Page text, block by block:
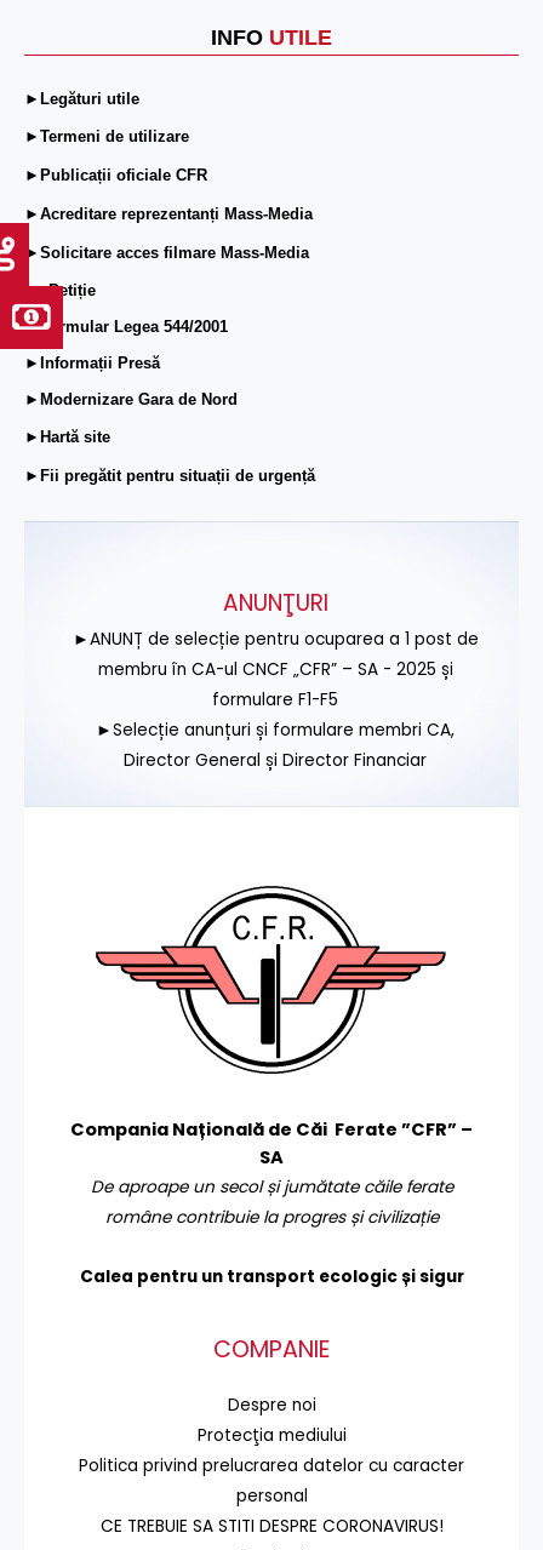
INFO UTILE
►Legături utile
►Termeni de utilizare
►Publicații oficiale CFR
►Acreditare reprezentanți Mass-Media
►Solicitare acces filmare Mass-Media
►ePetiție
►Formular Legea 544/2001
►Informații Presă
►Modernizare Gara de Nord
►Hartă site
►Fii pregătit pentru situații de urgență
ANUNŢURI
►ANUNȚ de selecție pentru ocuparea a 1 post de
membru în CA-ul CNCF „CFR” – SA - 2025 și
formulare F1-F5
►Selecție anunțuri și formulare membri CA,
Director General și Director Financiar
Compania Națională de Căi Ferate ”CFR” –
SA
De aproape un secol și jumătate căile ferate
române contribuie la progres și civilizație
Calea pentru un transport ecologic și sigur
COMPANIE
Despre noi
Protecţia mediului
Politica privind prelucrarea datelor cu caracter
personal
CE TREBUIE SA STITI DESPRE CORONAVIRUS!